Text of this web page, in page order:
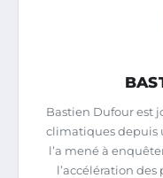
Bastien Dufour est
climatiques depuis
l’a mené à
l’accélération